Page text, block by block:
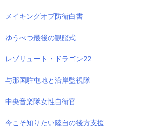
メイキングオブ防衛白書
ゆうべつ最後の観艦式
レゾリュート・ドラゴン22
与那国駐屯地と沿岸監視隊
中央音楽隊女性自衛官
今こそ知りたい陸自の後方支援